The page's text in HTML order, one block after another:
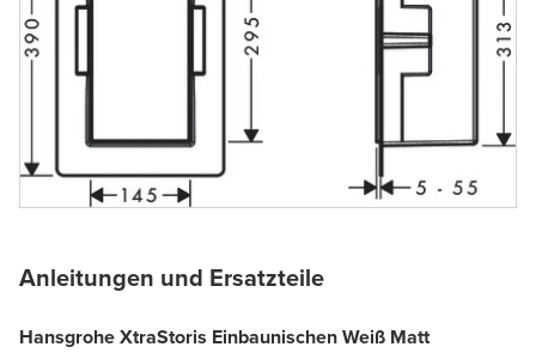
Anleitungen und Ersatzteile
Hansgrohe XtraStoris Einbaunischen Weiß Matt